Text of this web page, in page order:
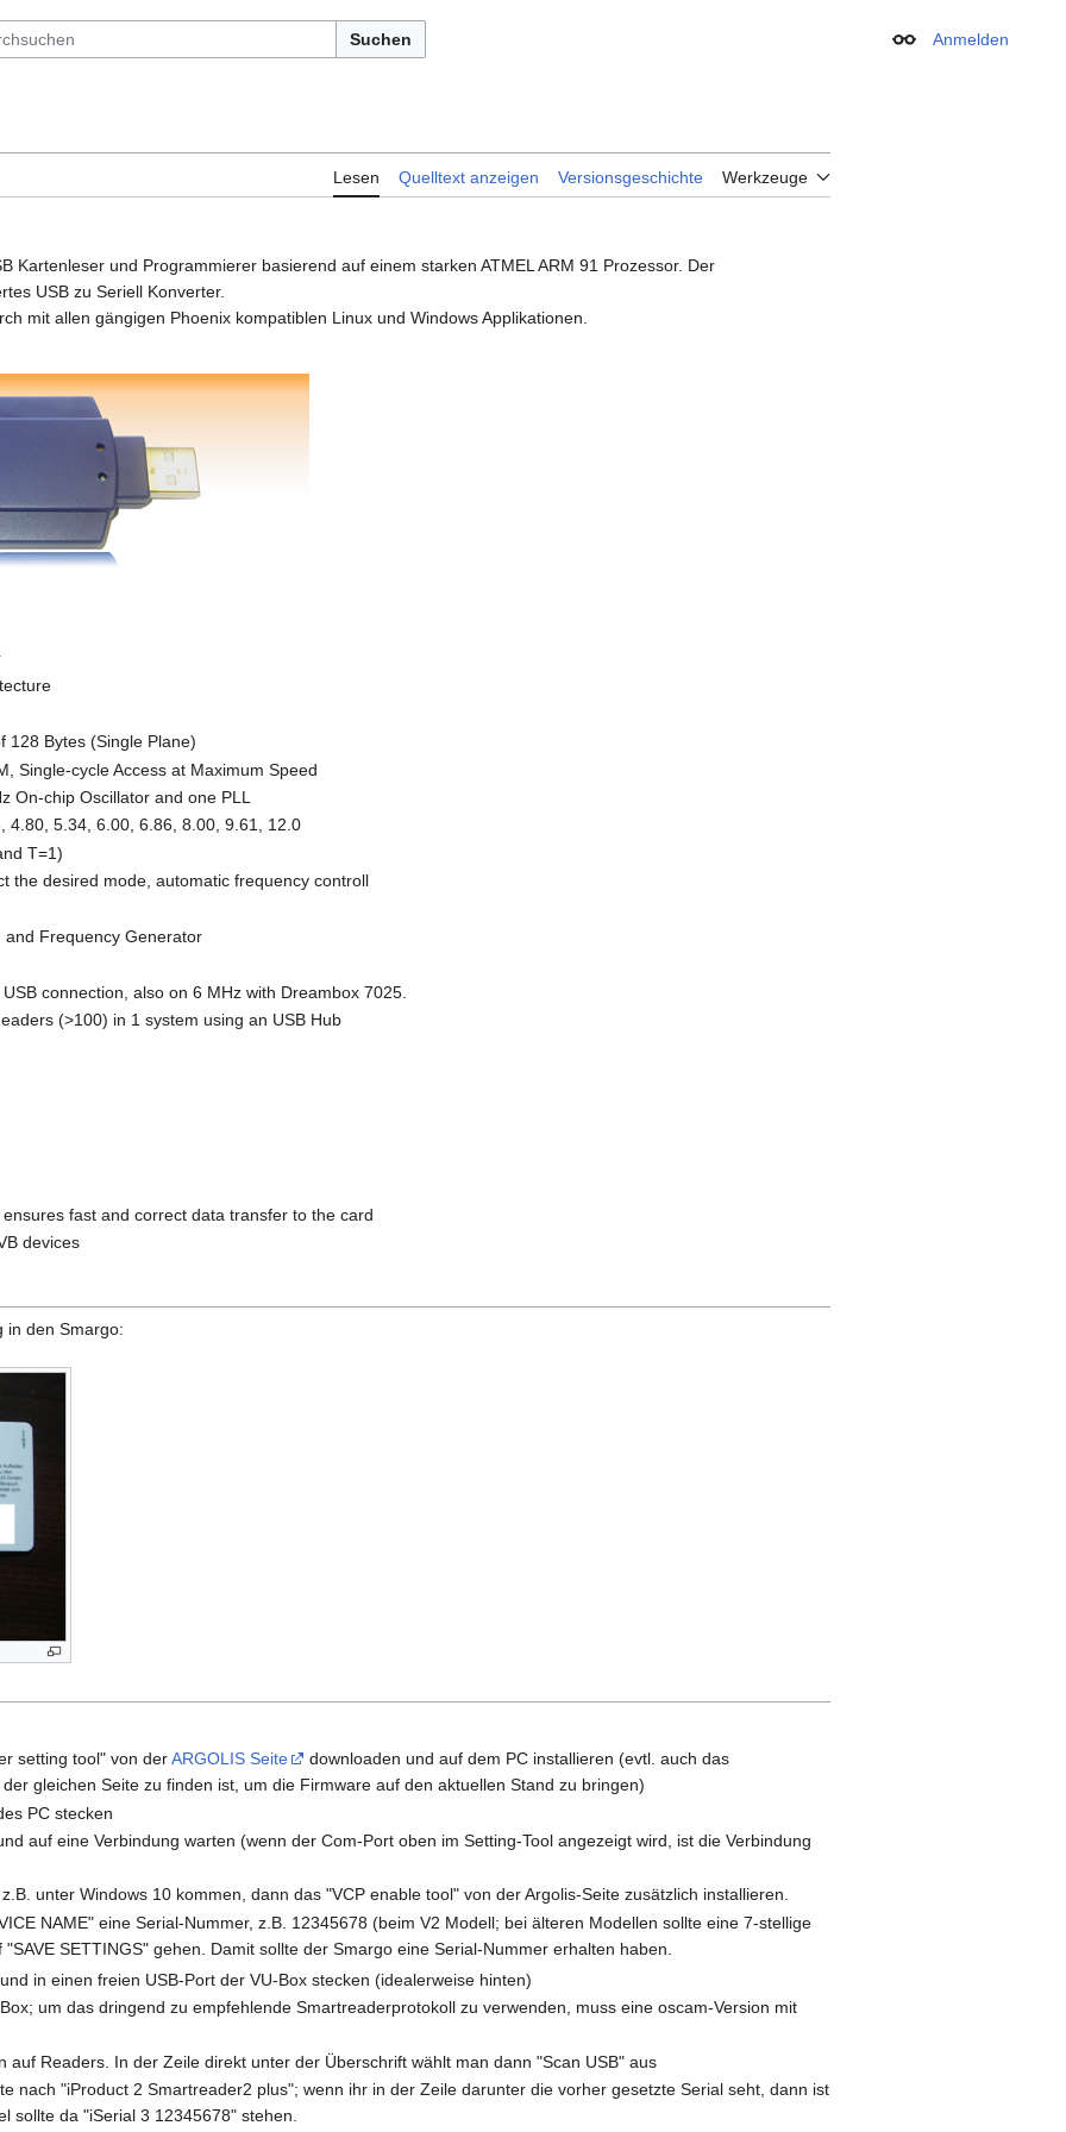
Suchen Erscheinungsbild
Anmelden
Lesen Quelltext anzeigen Versionsgeschichte Werkzeuge
Kartenleser und Programmierer basierend auf einem starken ATMEL ARM 91 Prozessor. Der
USB zu Seriell Konverter.
mit allen gängigen Phoenix kompatiblen Linux und Windows Applikationen.
128 Bytes (Single Plane)
Single-cycle Access at Maximum Speed
On-chip Oscillator and one PLL
4.80, 5.34, 6.00, 6.86, 8.00, 9.61, 12.0
T=1)
the desired mode, automatic frequency controll
Frequency Generator
connection, also on 6 MHz with Dreambox 7025.
(>100) in 1 system using an USB Hub
fast and correct data transfer to the card
devices
in den Smargo:
setting tool" von derARGOLIS Seite
downloaden und auf dem PC installieren (evtl. auch das
gleichen Seite zu finden ist, um die Firmware auf den aktuellen Stand zu bringen)
PC stecken
auf eine Verbindung warten (wenn der Com-Port oben im Setting-Tool angezeigt wird, ist die Verbindung
unter Windows 10 kommen, dann das "VCP enable tool" von der Argolis-Seite zusätzlich installieren.
NAME" eine Serial-Nummer, z.B. 12345678 (beim V2 Modell; bei älteren Modellen sollte eine 7-stellige
SETTINGS" gehen. Damit sollte der Smargo eine Serial-Nummer erhalten haben.
in einen freien USB-Port der VU-Box stecken (idealerweise hinten)
um das dringend zu empfehlende Smartreaderprotokoll zu verwenden, muss eine oscam-Version mit
auf Readers. In der Zeile direkt unter der Überschrift wählt man dann "Scan USB" aus
nach "iProduct 2 Smartreader2 plus"; wenn ihr in der Zeile darunter die vorher gesetzte Serial seht, dann ist
sollte da "iSerial 3 12345678" stehen.